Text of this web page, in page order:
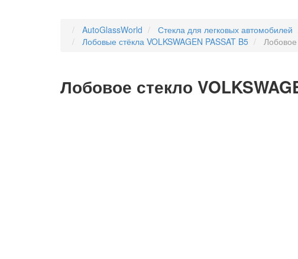
AutoGlassWorld Стекла для легковых автомобилей
Лобовые стёкла VOLKSWAGEN PASSAT B5
Лобовое
Лобовое стекло